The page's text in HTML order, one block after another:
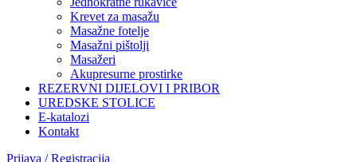
Krevet za masažu
Masažne fotelje
Masažni pištolji
Masažeri
Akupresurne prostirke
REZERVNI DIJELOVI I PRIBOR
UREDSKE STOLICE
E-katalozi
Kontakt
Prijava / Registracija